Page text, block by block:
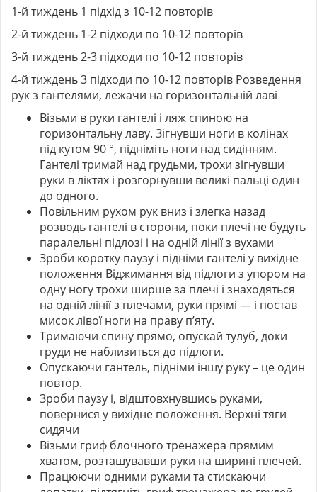
1-й тиждень 1 підхід з 10-12 повторів
2-й тиждень 1-2 підходи по 10-12 повторів
3-й тиждень 2-3 підходи по 10-12 повторів
4-й тиждень 3 підходи по 10-12 повторів Розведення
рук з гантелями, лежачи на горизонтальній лаві
Візьми в руки гантелі і ляж спиною на
горизонтальну лаву. Зігнувши ноги в колінах
під кутом 90 °, підніміть ноги над сидінням.
Гантелі тримай над грудьми, трохи зігнувши
руки в ліктях і розгорнувши великі пальці один
до одного.
Повільним рухом рук вниз і злегка назад
розводь гантелі в сторони, поки плечі не будуть
паралельні підлозі і на одній лінії з вухами
Зроби коротку паузу і підніми гантелі у вихідне
положення Віджимання від підлоги з упором на
одну ногу трохи ширше за плечі і знаходяться
на одній лінії з плечами, руки прямі — і постав
мисок лівої ноги на праву п’яту.
Тримаючи спину прямо, опускай тулуб, доки
груди не наблизиться до підлоги.
Опускаючи гантель, підніми іншу руку – це один
повтор.
Зроби паузу і, відштовхнувшись руками,
повернися у вихідне положення. Верхні тяги
сидячи
Візьми гриф блочного тренажера прямим
хватом, розташувавши руки на ширині плечей.
Працюючи одними руками та стискаючи